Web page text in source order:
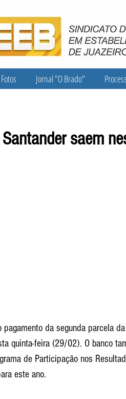
Fotos Jornal "O Brado"
Santander saem
pagamento da segunda parcela
quinta-feira (29/02). O banco
de Participação nos
este ano.